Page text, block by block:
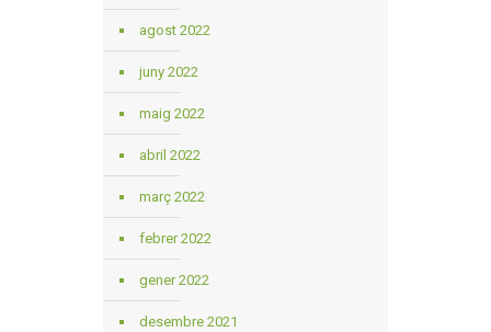
agost 2022
juny 2022
maig 2022
abril 2022
març 2022
febrer 2022
gener 2022
desembre 2021